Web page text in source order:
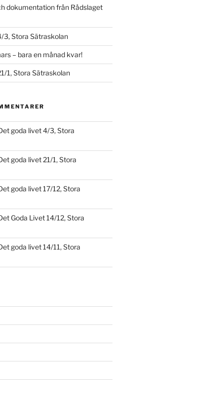
dokumentation från Rådslaget
3, Stora Sätraskolan
– bara en månad kvar!
1, Stora Sätraskolan
goda livet 4/3, Stora
goda livet 21/1, Stora
goda livet 17/12, Stora
Goda Livet 14/12, Stora
goda livet 14/11, Stora